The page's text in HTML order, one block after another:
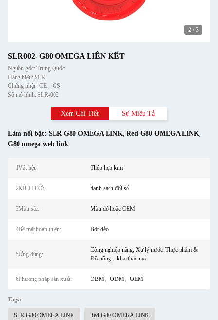
2 / 3
SLR002- G80 OMEGA LIÊN KẾT
Nguồn gốc: Trung Quốc
Hàng hiệu: SLR
Chứng nhận: CE、GS
Số mô hình: SLR-002
Xem Chi Tiết Sự Miêu Tả
Làm nổi bật: SLR G80 OMEGA LINK, Red G80 OMEGA LINK,
G80 omega web link
1Vật liệu: Thép hợp kim
2KÍCH CỠ: danh sách đối số
3Màu sắc: Màu đỏ hoặc OEM
4Bề mặt hoàn thiện: Bột dẻo
5Ứng dụng:
Công nghiệp nặng, Xử lý nước, Thực phẩm &
Đồ uống，khai thác mỏ
6Phương pháp sản xuất: OBM、ODM、OEM
Tags:
SLR G80 OMEGA LINK Red G80 OMEGA LINK